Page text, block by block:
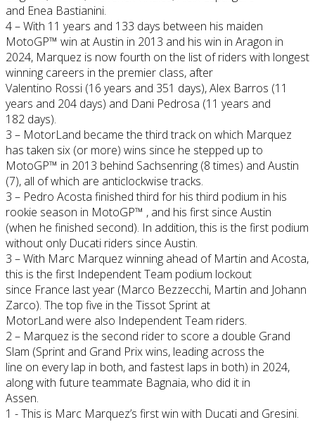
and Enea Bastianini.
4 – With 11 years and 133 days between his maiden
MotoGP™️ win at Austin in 2013 and his win in Aragon in
2024, Marquez is now fourth on the list of riders with longest
winning careers in the premier class, after
Valentino Rossi (16 years and 351 days), Alex Barros (11
years and 204 days) and Dani Pedrosa (11 years and
182 days).
3 – MotorLand became the third track on which Marquez
has taken six (or more) wins since he stepped up to
MotoGP™️ in 2013 behind Sachsenring (8 times) and Austin
(7), all of which are anticlockwise tracks.
3 – Pedro Acosta finished third for his third podium in his
rookie season in MotoGP™️ , and his first since Austin
(when he finished second). In addition, this is the first podium
without only Ducati riders since Austin.
3 – With Marc Marquez winning ahead of Martin and Acosta,
this is the first Independent Team podium lockout
since France last year (Marco Bezzecchi, Martin and Johann
Zarco). The top five in the Tissot Sprint at
MotorLand were also Independent Team riders.
2 – Marquez is the second rider to score a double Grand
Slam (Sprint and Grand Prix wins, leading across the
line on every lap in both, and fastest laps in both) in 2024,
along with future teammate Bagnaia, who did it in
Assen.
1 - This is Marc Marquez’s first win with Ducati and Gresini.